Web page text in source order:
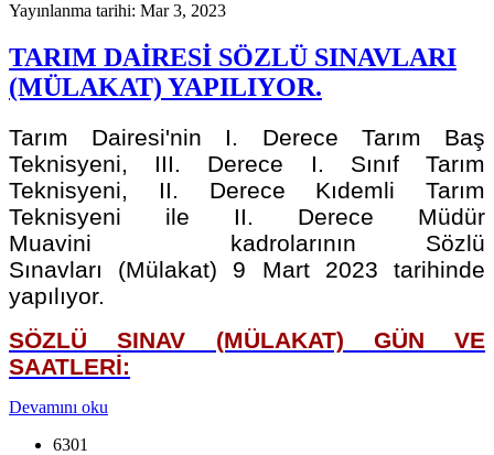
Yayınlanma tarihi: Mar 3, 2023
TARIM DAİRESİ SÖZLÜ SINAVLARI
(MÜLAKAT) YAPILIYOR.
Tarım Dairesi'nin I. Derece Tarım Baş
Teknisyeni, III. Derece I. Sınıf Tarım
Teknisyeni, II. Derece Kıdemli Tarım
Teknisyeni ile II. Derece Müdür
Muavini kadrolarının Sözlü
Sınavları (Mülakat) 9 Mart 2023 tarihinde
yapılıyor.
SÖZLÜ SINAV (MÜLAKAT) GÜN VE
SAATLERİ:
Devamını oku
6301